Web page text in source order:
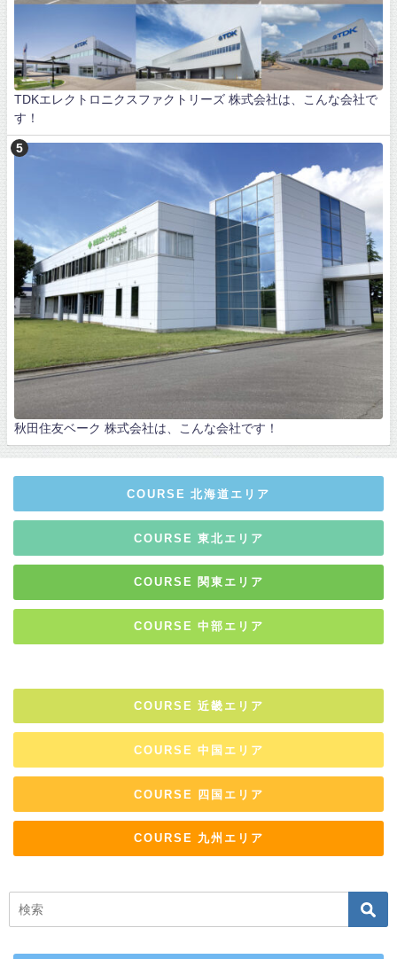
TDKエレクトロニクスファクトリーズ 株式会社は、こんな会社で
す！
秋田住友ベーク 株式会社は、こんな会社です！
COURSE 北海道エリア
COURSE 東北エリア
COURSE 関東エリア
COURSE 中部エリア
COURSE 近畿エリア
COURSE 中国エリア
COURSE 四国エリア
COURSE 九州エリア